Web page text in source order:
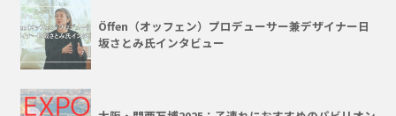
Öffen（オッフェン）プロデューサー兼デザイナー日
坂さとみ氏インタビュー